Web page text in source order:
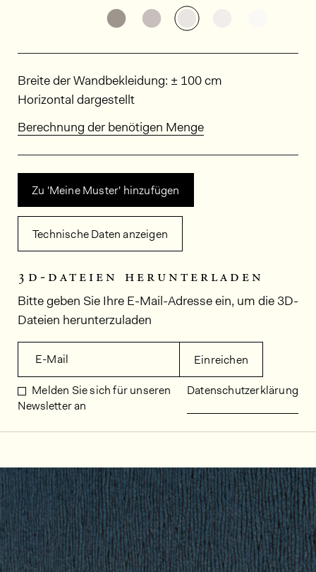
Weitere Varianten entdecken:
Weitere Varianten
Weitere Varianten
Abmessungen
Breite der Wandbekleidung: ± 100 cm
Horizontal dargestellt
Berechnung der benötigen Menge
Zu 'Meine Muster' hinzufügen
Technische Daten anzeigen
3d-dateien herunterladen
Bitte geben Sie Ihre E-Mail-Adresse ein, um die 3D-
Dateien herunterzuladen
E-Mail Einreichen
Melden Sie sich für unseren
Newsletter an
Datenschutzerklärung